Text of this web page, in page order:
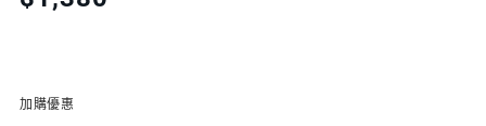
missing:
機
加購優惠